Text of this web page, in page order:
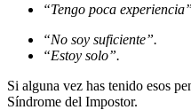
“Tengo poca
“No soy suficiente”.
“Estoy solo”.
Si alguna vez has tenido esos
Síndrome del Impostor.